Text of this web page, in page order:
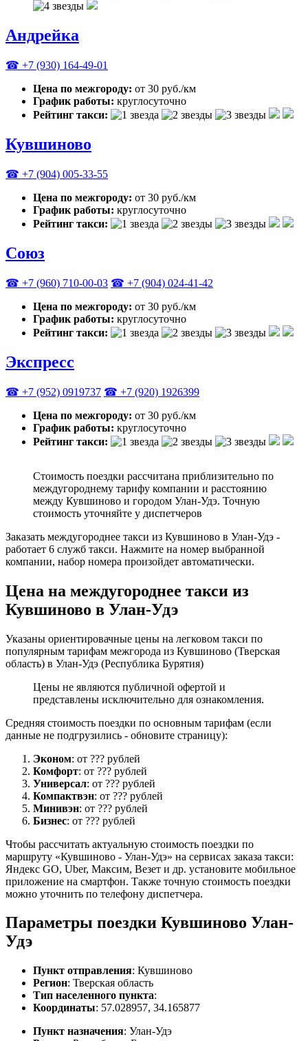
Андрейка
☎ +7 (930) 164-49-01
Цена по межгороду: от 30 руб./км
График работы: круглосуточно
Рейтинг такси:
Кувшиново
☎ +7 (904) 005-33-55
Цена по межгороду: от 30 руб./км
График работы: круглосуточно
Рейтинг такси:
Союз
☎ +7 (960) 710-00-03 ☎ +7 (904) 024-41-42
Цена по межгороду: от 30 руб./км
График работы: круглосуточно
Рейтинг такси:
Экспресс
☎ +7 (952) 0919737 ☎ +7 (920) 1926399
Цена по межгороду: от 30 руб./км
График работы: круглосуточно
Рейтинг такси:
Стоимость поездки рассчитана приблизительно по
междугороднему тарифу компании и расстоянию
между Кувшиново и городом Улан-Удэ. Точную
стоимость уточняйте у диспетчеров
Заказать междугороднее такси из Кувшиново в Улан-Удэ -
работает 6 служб такси. Нажмите на номер выбранной
компании, набор номера произойдет автоматически.
Цена на междугороднее такси из
Кувшиново в Улан-Удэ
Указаны ориентировачные цены на легковом такси по
популярным тарифам межгорода из Кувшиново (Тверская
область) в Улан-Удэ (Республика Бурятия)
Цены не являются публичной офертой и
представлены исключительно для ознакомления.
Средняя стоимость поездки по основным тарифам (если
данные не подгрузились - обновите страницу):
Эконом: от ??? рублей
Комфорт: от ??? рублей
Универсал: от ??? рублей
Компактвэн: от ??? рублей
Минивэн: от ??? рублей
Бизнес: от ??? рублей
Чтобы рассчитать актуальную стоимость поездки по
маршруту «Кувшиново - Улан-Удэ» на сервисах заказа такси:
Яндекс GO, Uber, Максим, Везет и др. установите мобильное
приложение на смартфон. Также точную стоимость поездки
можно уточнить по телефону диспетчера.
Параметры поездки Кувшиново Улан-
Удэ
Пункт отправления: Кувшиново
Регион: Тверская область
Тип населенного пункта:
Координаты: 57.028957, 34.165877
Пункт назначения: Улан-Удэ